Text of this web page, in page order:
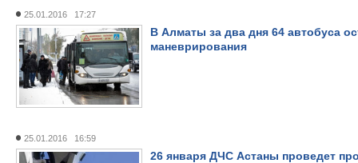
25.01.2016 17:27
В Алматы за два дня 64 автобуса
маневрирования
25.01.2016 16:59
26 января ДЧС Астаны проведет